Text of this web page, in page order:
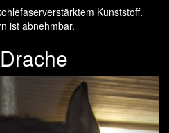
Kunststoff.
ist abnehmbar.
Next